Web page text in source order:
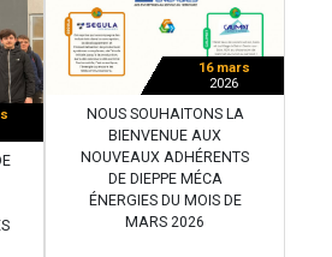
16 mars
2026
NOUS SOUHAITONS LA
BIENVENUE AUX
NOUVEAUX ADHÉRENTS
DE DIEPPE MÉCA
ÉNERGIES DU MOIS DE
MARS 2026